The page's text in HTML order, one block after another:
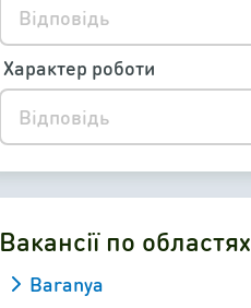
Відповідь
Відповідь
Характер роботи
Вакансії по областях
Baranya